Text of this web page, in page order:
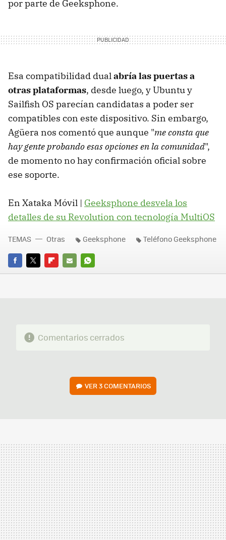
por parte de Geeksphone.
Esa compatibilidad dualabría las puertas a
otras plataformas, desde luego, y Ubuntu y
Sailfish OS parecían candidatas a poder ser
compatibles con este dispositivo. Sin embargo,
Agüera nos comentó que aunque "me consta que
hay gente probando esas opciones en la comunidad",
de momento no hay confirmación oficial sobre
ese soporte.
En Xataka Móvil | Geeksphone desvela los
detalles de su Revolution con tecnología MultiOS
FACEBOOK
TWITTERFLIPBOARD
E-
WHATSAPP
TEMAS Otras Geeksphone Teléfono Geeksphone
Comentarios cerrados
VER3 COMENTARIOS